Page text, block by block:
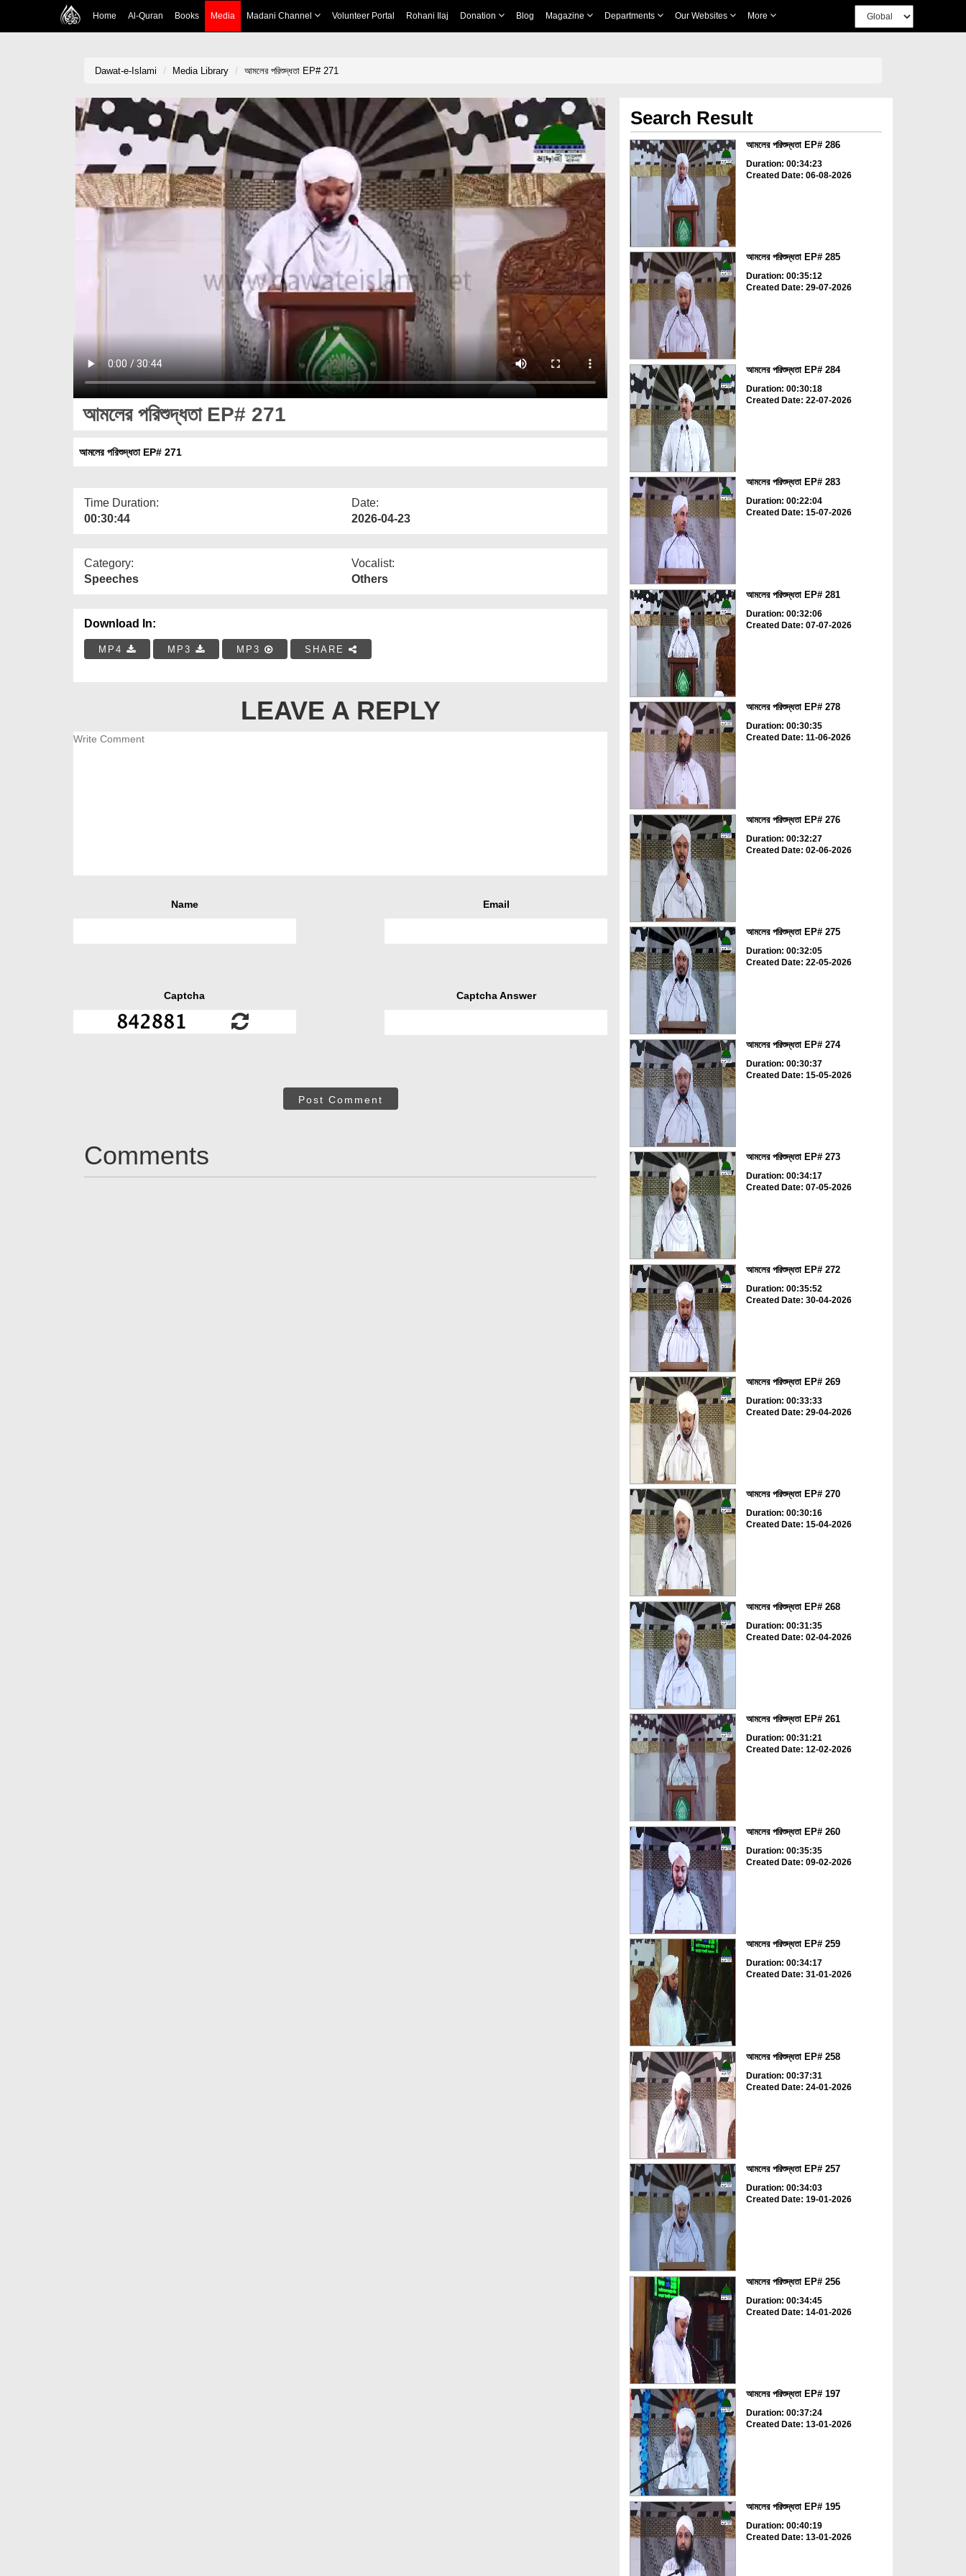
Home Al-Quran Books Media Madani Channel Volunteer Portal Rohani Ilaj Donation Blog Magazine Departments Our Websites More
Dawat-e-Islami Media Library আমলের পরিশুদ্ধতা EP# 271
আমলের পরিশুদ্ধতা EP# 271
আমলের পরিশুদ্ধতা EP# 271
Time Duration:
00:30:44
Date:
2026-04-23
Category:
Speeches
Vocalist:
Others
Download In:
MP4 MP3 MP3 SHARE
LEAVE A REPLY
Name Email
Captcha Captcha Answer
Post Comment
Comments
Search Result
আমলের পরিশুদ্ধতা EP# 286
Duration: 00:34:23
Created Date: 06-08-2026
আমলের পরিশুদ্ধতা EP# 285
Duration: 00:35:12
Created Date: 29-07-2026
আমলের পরিশুদ্ধতা EP# 284
Duration: 00:30:18
Created Date: 22-07-2026
আমলের পরিশুদ্ধতা EP# 283
Duration: 00:22:04
Created Date: 15-07-2026
আমলের পরিশুদ্ধতা EP# 281
Duration: 00:32:06
Created Date: 07-07-2026
আমলের পরিশুদ্ধতা EP# 278
Duration: 00:30:35
Created Date: 11-06-2026
আমলের পরিশুদ্ধতা EP# 276
Duration: 00:32:27
Created Date: 02-06-2026
আমলের পরিশুদ্ধতা EP# 275
Duration: 00:32:05
Created Date: 22-05-2026
আমলের পরিশুদ্ধতা EP# 274
Duration: 00:30:37
Created Date: 15-05-2026
আমলের পরিশুদ্ধতা EP# 273
Duration: 00:34:17
Created Date: 07-05-2026
আমলের পরিশুদ্ধতা EP# 272
Duration: 00:35:52
Created Date: 30-04-2026
আমলের পরিশুদ্ধতা EP# 269
Duration: 00:33:33
Created Date: 29-04-2026
আমলের পরিশুদ্ধতা EP# 270
Duration: 00:30:16
Created Date: 15-04-2026
আমলের পরিশুদ্ধতা EP# 268
Duration: 00:31:35
Created Date: 02-04-2026
আমলের পরিশুদ্ধতা EP# 261
Duration: 00:31:21
Created Date: 12-02-2026
আমলের পরিশুদ্ধতা EP# 260
Duration: 00:35:35
Created Date: 09-02-2026
আমলের পরিশুদ্ধতা EP# 259
Duration: 00:34:17
Created Date: 31-01-2026
আমলের পরিশুদ্ধতা EP# 258
Duration: 00:37:31
Created Date: 24-01-2026
আমলের পরিশুদ্ধতা EP# 257
Duration: 00:34:03
Created Date: 19-01-2026
আমলের পরিশুদ্ধতা EP# 256
Duration: 00:34:45
Created Date: 14-01-2026
আমলের পরিশুদ্ধতা EP# 197
Duration: 00:37:24
Created Date: 13-01-2026
আমলের পরিশুদ্ধতা EP# 195
Duration: 00:40:19
Created Date: 13-01-2026